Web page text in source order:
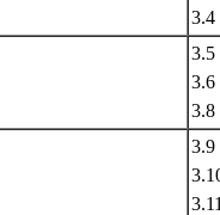
3.4
3.5
3.6
3.8
3.9